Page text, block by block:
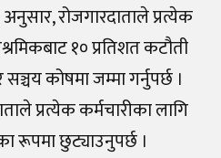
रोजगारदाताले प्रत्येक
१० प्रतिशत कटौती
कोषमा जम्मा गर्नुपर्छ ।
प्रत्येक कर्मचारीका लागि
रूपमा छुट्याउनुपर्छ ।